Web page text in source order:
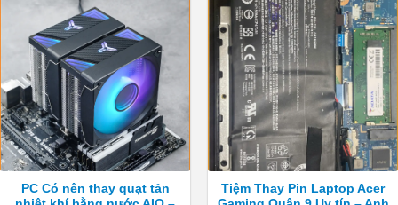
PC Có nên thay quạt tản
nhiệt khí bằng nước AIO –
Tiệm Thay Pin Laptop Acer
Gaming Quận 9 Uy tín – Anh